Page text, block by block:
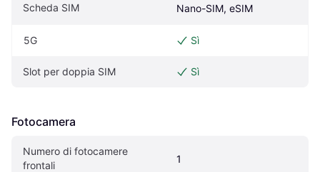
Scheda SIM Nano-SIM, eSIM
5G Sì
Slot per doppia SIM Sì
Fotocamera
Numero di fotocamere
frontali
1